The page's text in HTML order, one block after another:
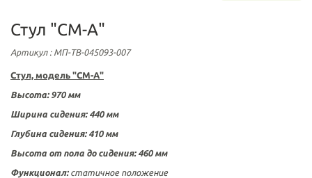
Стул "СМ-А"
Артикул: МП-ТВ-045093-007
Стул, модель "СМ-А"
Высота: 970 мм
Ширина сидения: 440 мм
Глубина сидения: 410 мм
Высота от пола до сидения: 460 мм
Функционал:статичное положение